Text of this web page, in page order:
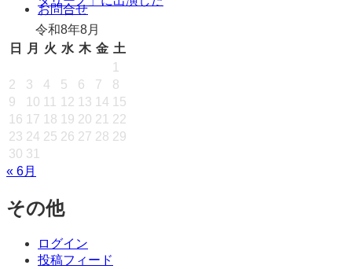
プ
お問合せ
令和8年8月
日
月 火 水 木 金 土
1
2
3 4 5 6 7
8
9
10 11 12 13 14 15
16 17 18 19 20 21 22
23 24 25 26 27 28 29
30 31
« 6月
その他
ログイン
投稿フィード